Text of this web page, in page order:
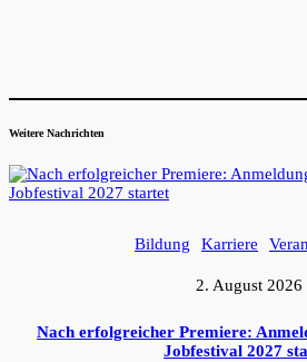
Weitere Nachrichten
Bildung Karriere
2. August 2026
Nach erfolgreicher Premiere:
Jobfestival 2027